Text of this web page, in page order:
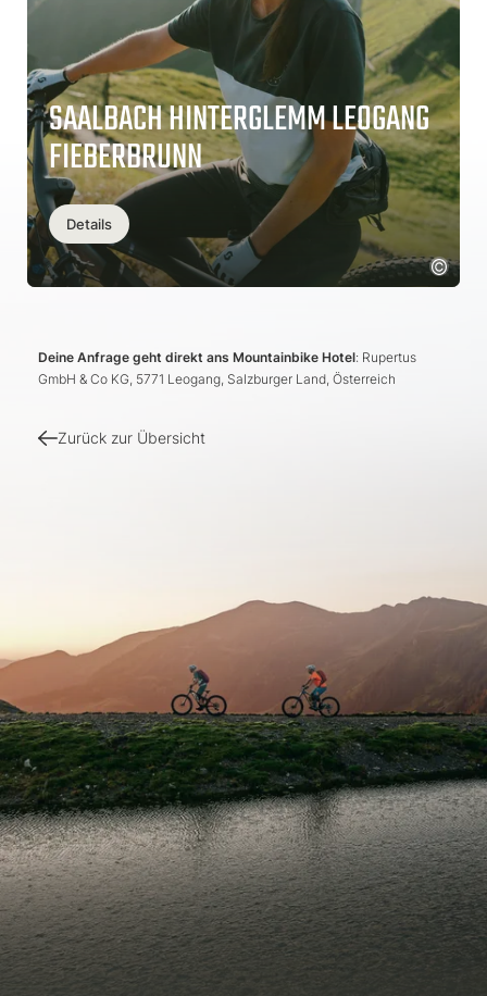
SAALBACH HINTERGLEMM LEOGANG
FIEBERBRUNN
Details
Deine Anfrage geht direkt ans Mountainbike Hotel: Rupertus
GmbH & Co KG, 5771 Leogang, Salzburger Land, Österreich
Zurück zur Übersicht